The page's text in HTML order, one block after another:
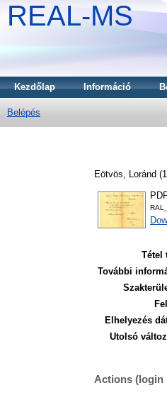
REAL-MS
Kezdőlap Információ
Belépés
Eötvös, Loránd
Tétel
További
Elhelyezés
Utolsó
Actions (login